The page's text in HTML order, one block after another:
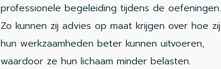
professionele begeleiding tijdens de oefeningen.
Zo kunnen zij advies op maat krijgen over hoe zij
hun werkzaamheden beter kunnen uitvoeren,
waardoor ze hun lichaam minder belasten.